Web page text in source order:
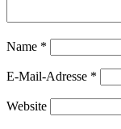
Name *
E-Mail-Adresse *
Website